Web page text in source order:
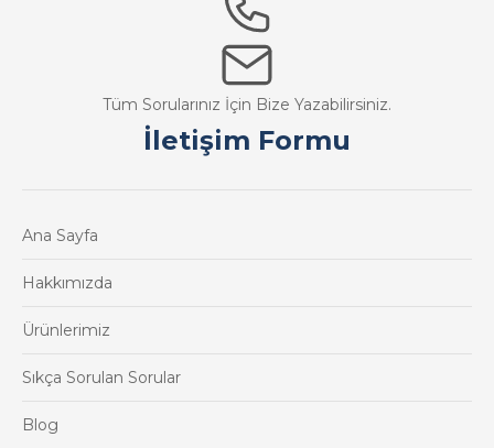
Tüm Sorularınız İçin Bize Yazabilirsiniz.
İletişim Formu
Ana Sayfa
Hakkımızda
Ürünlerimiz
Sıkça Sorulan Sorular
Blog